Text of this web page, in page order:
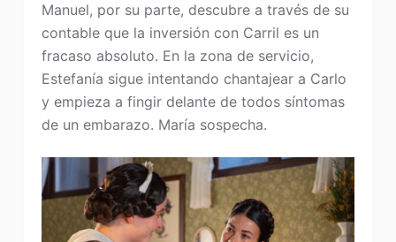
Manuel, por su parte, descubre a través de su
contable que la inversión con Carril es un
fracaso absoluto. En la zona de servicio,
Estefanía sigue intentando chantajear a Carlo
y empieza a fingir delante de todos síntomas
de un embarazo. María sospecha.